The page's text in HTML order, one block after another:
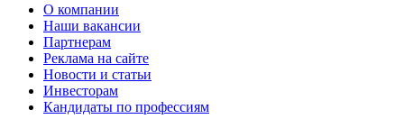
О компании
Наши вакансии
Партнерам
Реклама на сайте
Новости и статьи
Инвесторам
Кандидаты по профессиям